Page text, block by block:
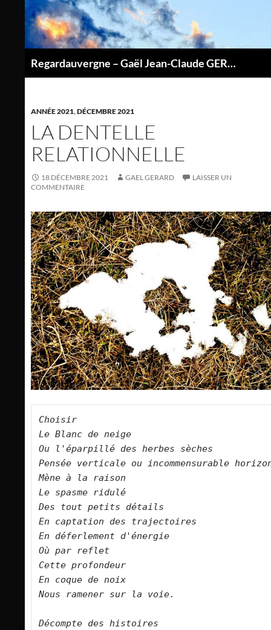
contenu
Regardauvergne – Gaël Jean-Claude GERARD
ANNÉE 2021,DÉCEMBRE 2021
LA DENTELLE
RELATIONNELLE
18 DÉCEMBRE 2021 GAEL GERARD
LAISSER UN
COMMENTAIRE
Choisir
Le Blanc de neige
Ou l'éparpillé des herbes sèches
Pensée verticale ou incommensurable
Mène à la raison
Le spasme ridulé
Des tout petits détails
En captation des trajectoires
En déferlement d'énergie
Où par reflet
Cette profondeur
En coque de noix
Nous ramener sur la voie.
Décompte des histoires